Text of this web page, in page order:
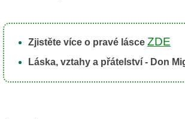
Zjistěte více o pravé lásce ZDE
Láska, vztahy a přátelství - Don